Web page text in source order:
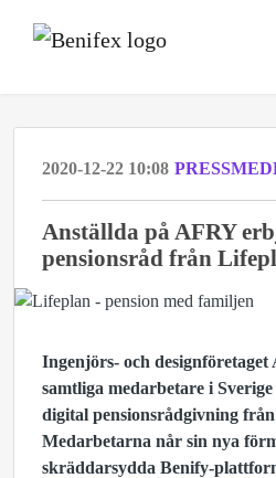
2020-12-22 10:08
Anställda på AFRY
pensionsråd från
Ingenjörs- och
samtliga medarbetare i
digital pensionsrådgivning
Medarbetarna når sin nya
skräddarsydda Benify-